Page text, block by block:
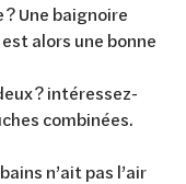
Une baignoire
alors une bonne
? intéressez-
combinées.
n’ait pas l’air